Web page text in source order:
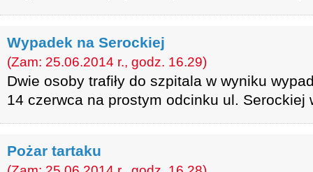
Wypadek na Serockiej
(Zam: 25.06.2014 r., godz. 16.29)
Dwie osoby trafiły do szpitala w wyniku
14 czerwca na prostym odcinku ul. Serockiej
Pożar tartaku